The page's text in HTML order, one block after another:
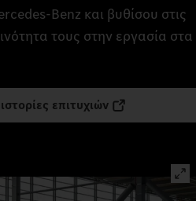
και βυθίσου στις
τους στην εργασία στα
επιτυχιών